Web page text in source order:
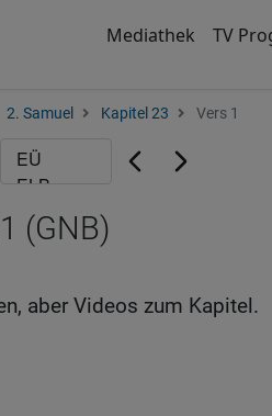
Mediathek TV
2. Samuel Kapitel 23 Vers 1
(GNB)
aber Videos zum Kapitel.